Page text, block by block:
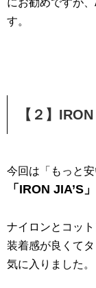
にお勧めですが
す。
【２】
今回は「もっと
「IRON JIA’S」
ナイロンとコッ
装着感が良くて
気に入りました。